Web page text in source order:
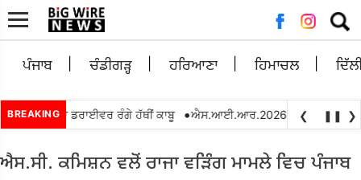
for:
ਪੰਜਾਬ ਚੰਡੀਗੜ੍ਹ ਹਰਿਆਣਾ ਹਿਮਾਚਲ
BREAKINGਲੈਂਦਾ ਡਰਾਈਵਰ ਰੰਗੇ ਹੱਥੀਂ ਕਾਬੂ • ਐਸ.ਆਈ.ਆਰ.2026 ਦੌਰਾਨ ਬੀ.ਐਲ.ਓਜ.
❮ ❚❚ ❯
ਐਸ.ਸੀ. ਕਮਿਸ਼ਨ ਵਲੋਂ ਰਾਜਾ ਵੜਿੰਗ ਮਾਮਲੇ ਵਿਚ ਪੰਜਾਬ